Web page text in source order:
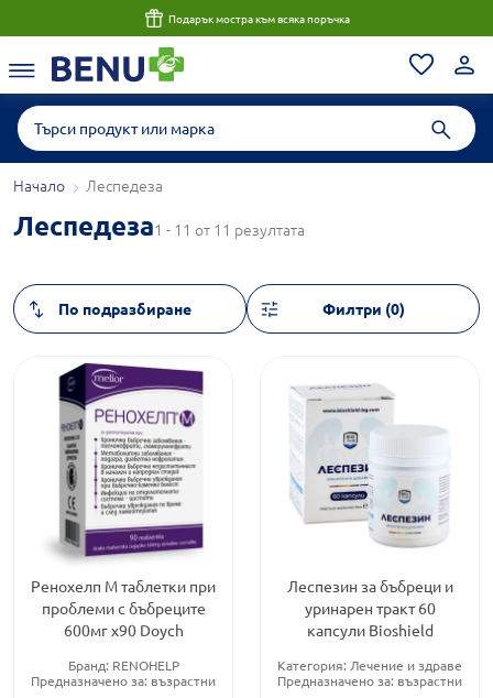
Подарък мостра към всяка поръчка
Начало Леспедеза
Леспедеза1 - 11 от 11 резултата
Филтри (0)
Ренохелп М таблетки при
проблеми с бъбреците
600мг х90 Doych
Бранд: RENOHELP
Предназначено за: възрастни
Леспезин за бъбреци и
уринарен тракт 60
капсули Bioshield
Категория: Лечение и здраве
Предназначено за: възрастни